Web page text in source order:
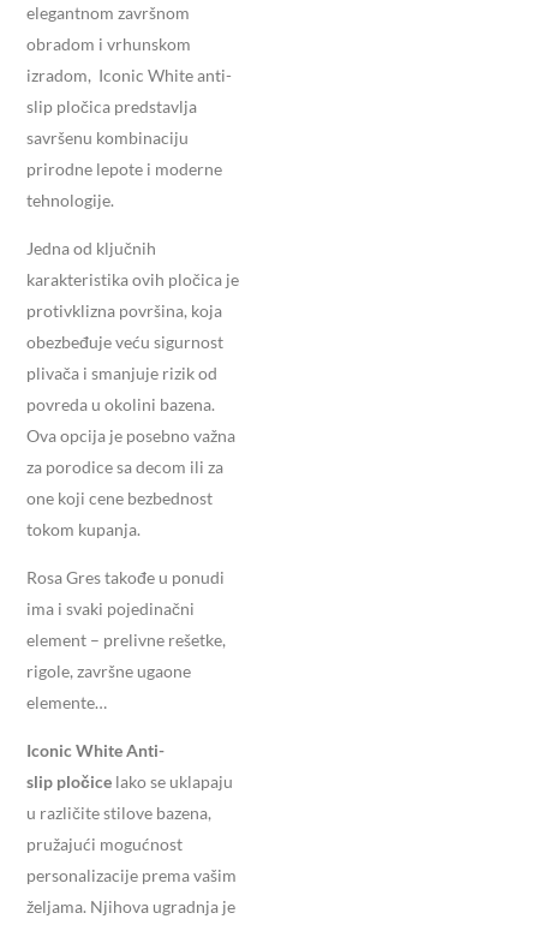
elegantnom završnom
obradom i vrhunskom
izradom, Iconic White anti-
slip pločica predstavlja
savršenu kombinaciju
prirodne lepote i moderne
tehnologije.
Jedna od ključnih
karakteristika ovih pločica je
protivklizna površina, koja
obezbeđuje veću sigurnost
plivača i smanjuje rizik od
povreda u okolini bazena.
Ova opcija je posebno važna
za porodice sa decom ili za
one koji cene bezbednost
tokom kupanja.
Rosa Gres takođe u ponudi
ima i svaki pojedinačni
element – prelivne rešetke,
rigole, završne ugaone
elemente…
Iconic White Anti-
slip pločice lako se uklapaju
u različite stilove bazena,
pružajući mogućnost
personalizacije prema vašim
željama. Njihova ugradnja je